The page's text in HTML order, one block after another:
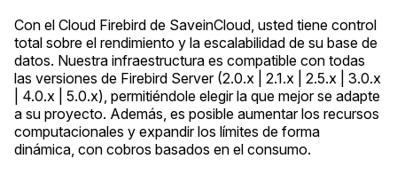
Con el Cloud Firebird de SaveinCloud, usted tiene control
total sobre el rendimiento y la escalabilidad de su base de
datos. Nuestra infraestructura es compatible con todas
las versiones de Firebird Server (2.0.x | 2.1.x | 2.5.x | 3.0.x
| 4.0.x | 5.0.x), permitiéndole elegir la que mejor se adapte
a su proyecto. Además, es posible aumentar los recursos
computacionales y expandir los límites de forma
dinámica, con cobros basados en el consumo.